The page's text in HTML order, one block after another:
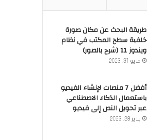
طريقة البحث عن مكان صورة
خلفية سطح المكتب في نظام
ويندوز 11 (شرح بالصور)
مايو 31, 2023
أفضل 7 منصات لإنشاء الفيديو
باستعمال الذكاء الاصطناعي
عبر تحويل النص إلى فيديو
يناير 28, 2023